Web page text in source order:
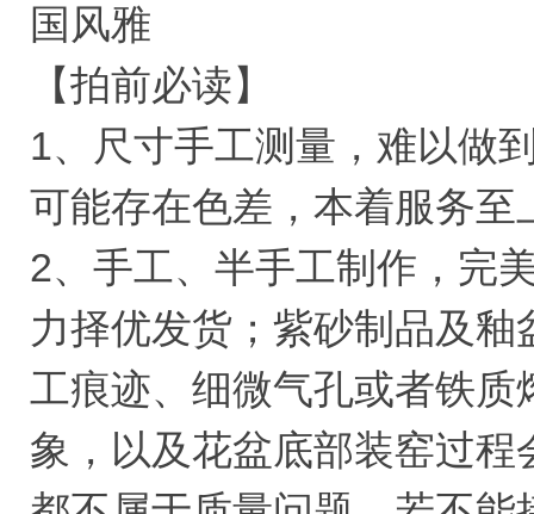
国风雅
【拍前必读】
1、尺寸手工测量，难以做
可能存在色差，本着服务
2、手工、半手工制作，完
力择优发货；紫砂制品及
工痕迹、细微气孔或者铁
象，以及花盆底部装窑过